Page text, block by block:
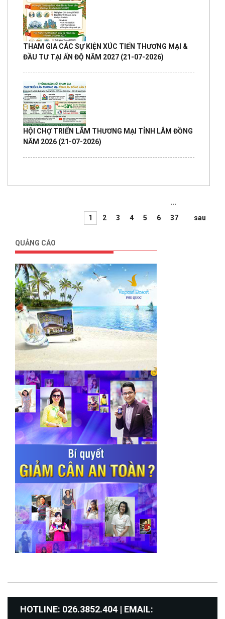
THAM GIA CÁC SỰ KIỆN XÚC TIẾN THƯƠNG MẠI &
ĐẦU TƯ TẠI ẤN ĐỘ NĂM 2027 (21-07-2026)
HỘI CHỢ TRIỂN LÃM THƯƠNG MẠI TỈNH LÂM ĐỒNG
NĂM 2026 (21-07-2026)
1 2 3 4 5 6
...
37
sau
QUẢNG CÁO
HOTLINE: 026.3852.404 | EMAIL: